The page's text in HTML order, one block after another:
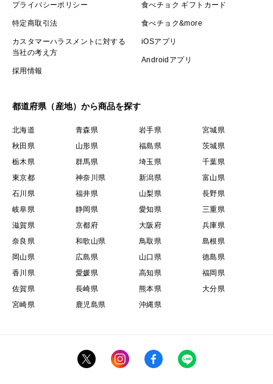
プライバシーポリシー
特定商取引法
カスタマーハラスメントに対する
当社の考え方
採用情報
食べチョク ギフトカード
食べチョク&more
iOSアプリ
Androidアプリ
都道府県（産地）から商品を探す
北海道 青森県 岩手県
宮城県
秋田県
山形県 福島県
茨城県
栃木県
群馬県 埼玉県
千葉県
東京都
神奈川県 新潟県
富山県
石川県
福井県 山梨県
長野県
岐阜県
静岡県 愛知県
三重県
滋賀県
京都府 大阪府
兵庫県
奈良県
和歌山県 鳥取県
島根県
岡山県
広島県 山口県
徳島県
香川県
愛媛県 高知県
福岡県
佐賀県
長崎県 熊本県
大分県
宮崎県
鹿児島県 沖縄県